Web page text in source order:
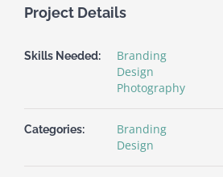
Project Details
Skills Needed:
Branding
Design
Photography
Categories:
Branding
Design